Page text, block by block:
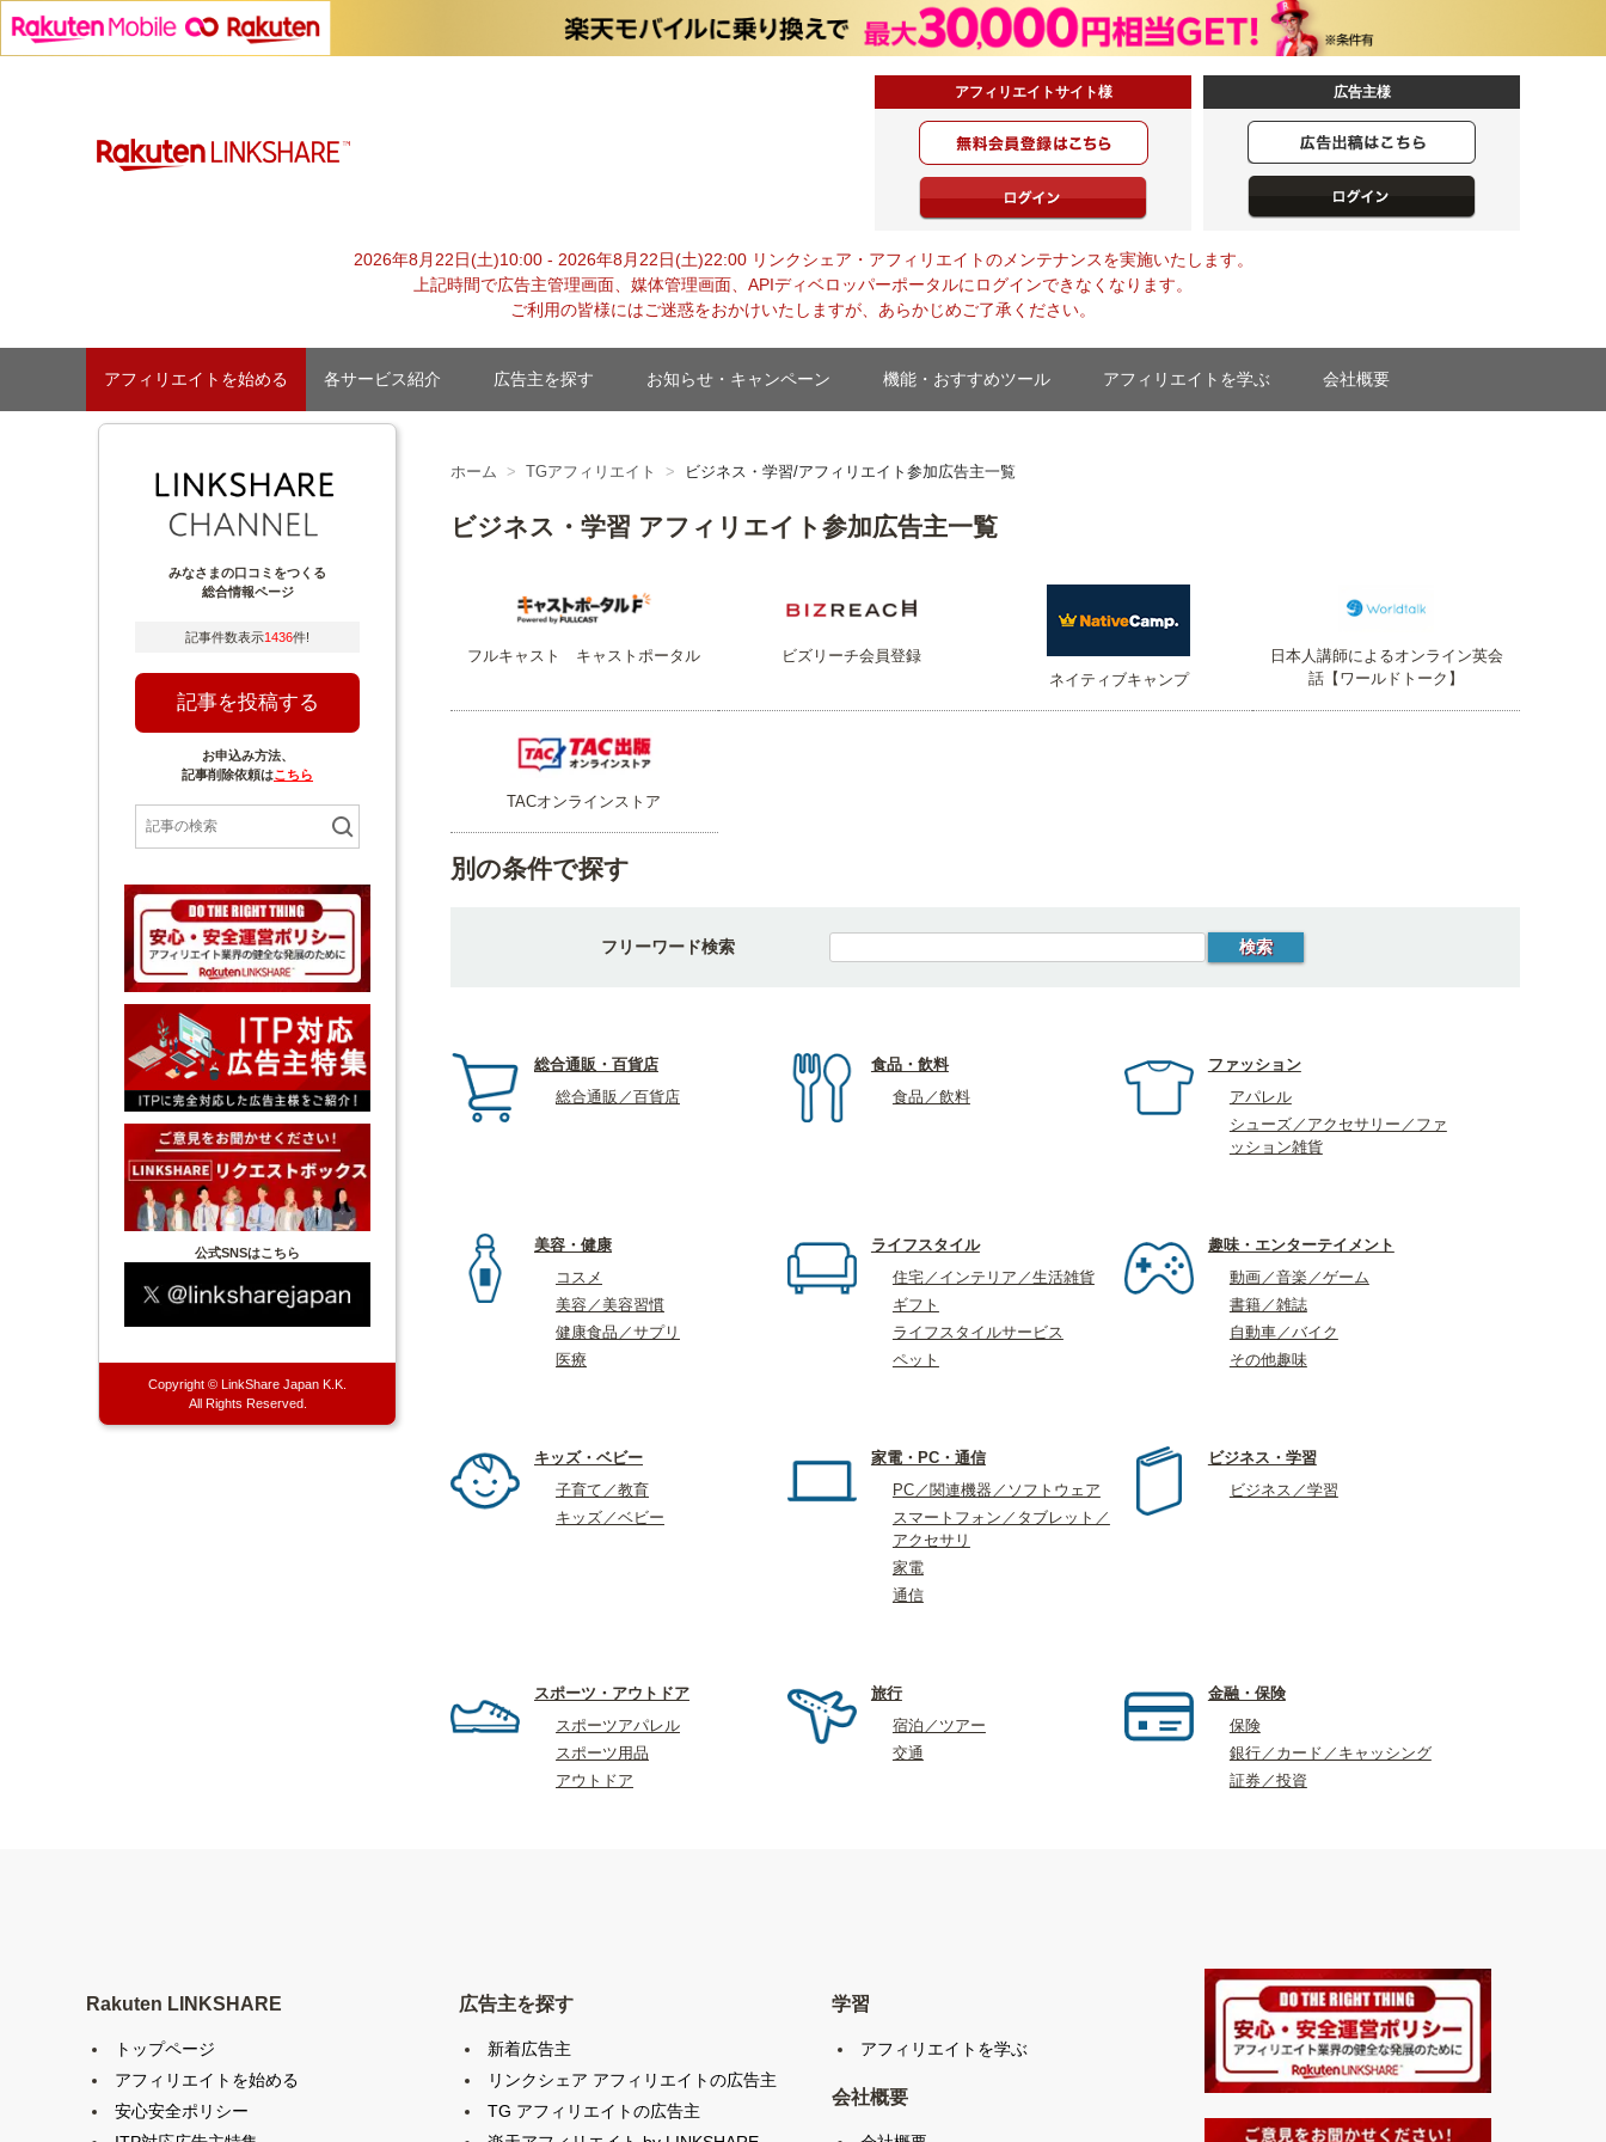
【1円からお支払い可能】アフィリエイトならリンクシェア・ジャパン
アフィリエイトサイト様 広告主様
2026年8月22日(土)10:00 - 2026年8月22日(土)22:00 リンクシェア・アフィリエイトのメンテナンスを実施いたします。
上記時間で広告主管理画面、媒体管理画面、APIディベロッパーポータルにログインできなくなります。
ご利用の皆様にはご迷惑をおかけいたしますが、あらかじめご了承ください。
アフィリエイトを始める 各サービス紹介 広告主を探す お知らせ・キャンペーン 機能・おすすめツール アフィリエイトを学ぶ 会社概要
ホーム TGアフィリエイト ビジネス・学習/アフィリエイト参加広告主一覧
ビジネス・学習 アフィリエイト参加広告主一覧
フルキャスト キャストポータル
ビズリーチ会員登録
ネイティブキャンプ
日本人講師によるオンライン英会
話【ワールドトーク】
TACオンラインストア
別の条件で探す
フリーワード検索
総合通販・百貨店
総合通販／百貨店
食品・飲料
食品／飲料
ファッション
アパレル
シューズ／アクセサリー／ファ
ッション雑貨
美容・健康
コスメ
美容／美容習慣
健康食品／サプリ
医療
ライフスタイル
住宅／インテリア／生活雑貨
ギフト
ライフスタイルサービス
ペット
趣味・エンターテイメント
動画／音楽／ゲーム
書籍／雑誌
自動車／バイク
その他趣味
キッズ・ベビー
子育て／教育
キッズ／ベビー
家電・PC・通信
PC／関連機器／ソフトウェア
スマートフォン／タブレット／
アクセサリ
家電
通信
ビジネス・学習
ビジネス／学習
スポーツ・アウトドア
スポーツアパレル
スポーツ用品
アウトドア
旅行
宿泊／ツアー
交通
金融・保険
保険
銀行／カード／キャッシング
証券／投資
みなさまの口コミをつくる
総合情報ページ
記事件数表示1436件!
記事を投稿する
お申込み方法、
記事削除依頼はこちら
公式SNSはこちら
Copyright © LinkShare Japan K.K.
All Rights Reserved.
Rakuten LINKSHARE
トップページ
アフィリエイトを始める
安心安全ポリシー
広告主を探す
新着広告主
リンクシェア アフィリエイトの広告主
TG アフィリエイトの広告主
学習
アフィリエイトを学ぶ
会社概要